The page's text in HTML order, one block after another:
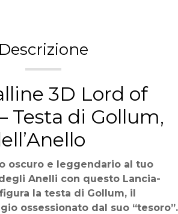
Descrizione
3D Lord of
Testa di Gollum,
oscuro e leggendario al tuo
Anelli con questo Lancia-
la testa di Gollum, il
ossessionato dal suo “tesoro”.